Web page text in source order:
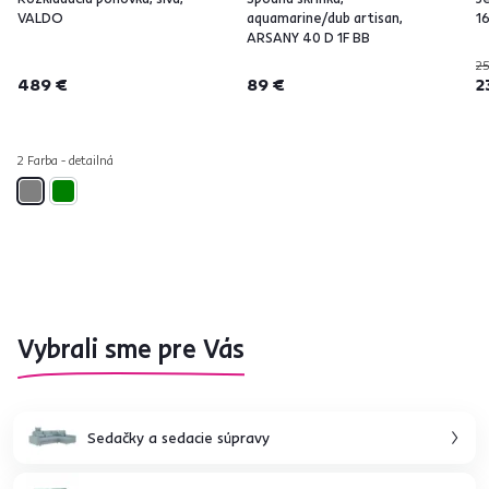
VALDO
489 €
2 Farba - detailná
aquamarine/dub artisan,
ARSANY 40 D 1F BB
89 €
Vybrali sme pre Vás
Sedačky a sedacie súpravy